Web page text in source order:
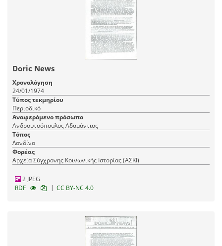
Doric News
Χρονολόγηση
24/01/1974
Τύπος τεκμηρίου
Περιοδικό
Αναφερόμενο πρόσωπο
Ανδρουτσόπουλος Αδαμάντιος
Τόπος
Λονδίνο
Φορέας
Αρχεία Σύγχρονης Κοινωνικής Ιστορίας (ΑΣΚΙ)
2 JPEG
RDF
| CC BY-NC 4.0